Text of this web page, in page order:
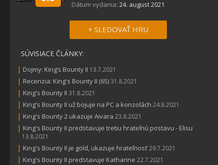
Dátum vydania: 24. august 2021
+ SLEDOVAŤ HRU
SÚVISIACE ČLÁNKY:
| Dojmy: King’s Bounty II 13.7.2021
| Recenzia: King's Bounty II (65)31.8.2021
| King's Bounty II 31.8.2021
| King's Bounty II už bojuje na PC a konzolách 24.8.2021
| King's Bounty 2 ukazuje Aivara 23.8.2021
| King's Bounty II predstavuje tretiu hrateľnú postavu - Elisu
13.8.2021
| King's Bounty II je gold, ukazuje hrateľnosť29.7.2021
| King's Bounty II predstavuje Katharine 22.7.2021